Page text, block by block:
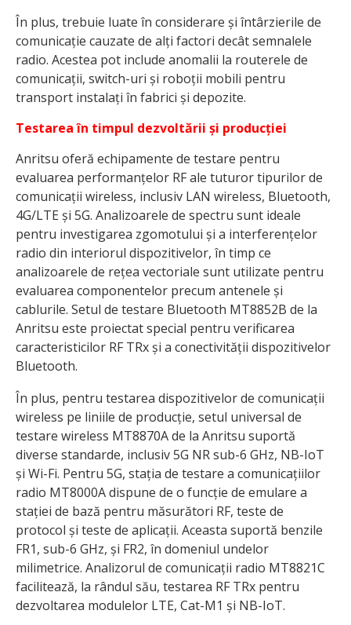
În plus, trebuie luate în considerare și întârzierile de
comunicație cauzate de alți factori decât semnalele
radio. Acestea pot include anomalii la routerele de
comunicații, switch-uri și roboții mobili pentru
transport instalați în fabrici și depozite.
Testarea în timpul dezvoltării și producției
Anritsu oferă echipamente de testare pentru
evaluarea performanțelor RF ale tuturor tipurilor de
comunicații wireless, inclusiv LAN wireless, Bluetooth,
4G/LTE și 5G. Analizoarele de spectru sunt ideale
pentru investigarea zgomotului și a interferențelor
radio din interiorul dispozitivelor, în timp ce
analizoarele de rețea vectoriale sunt utilizate pentru
evaluarea componentelor precum antenele și
cablurile. Setul de testare Bluetooth MT8852B de la
Anritsu este proiectat special pentru verificarea
caracteristicilor RF TRx și a conectivității dispozitivelor
Bluetooth.
În plus, pentru testarea dispozitivelor de comunicații
wireless pe liniile de producție, setul universal de
testare wireless MT8870A de la Anritsu suportă
diverse standarde, inclusiv 5G NR sub-6 GHz, NB-IoT
și Wi-Fi. Pentru 5G, stația de testare a comunicațiilor
radio MT8000A dispune de o funcție de emulare a
stației de bază pentru măsurători RF, teste de
protocol și teste de aplicații. Aceasta suportă benzile
FR1, sub-6 GHz, și FR2, în domeniul undelor
milimetrice. Analizorul de comunicații radio MT8821C
facilitează, la rândul său, testarea RF TRx pentru
dezvoltarea modulelor LTE, Cat-M1 și NB-IoT.